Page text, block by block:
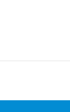
商一手货源渠